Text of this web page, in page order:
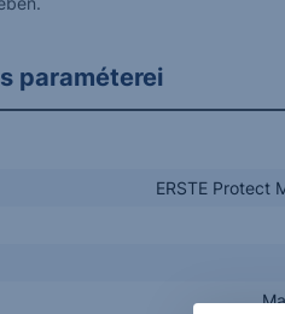
paraméterei
ERSTE Protect